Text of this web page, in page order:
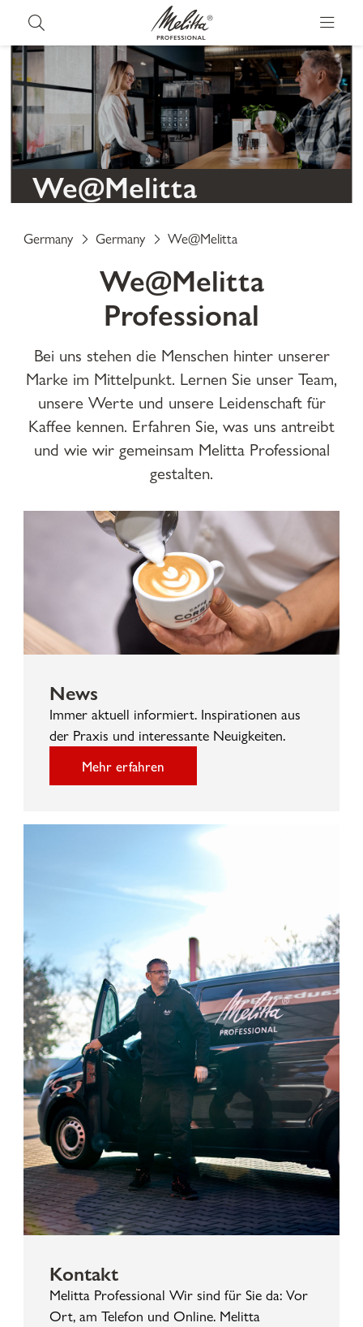
We@Melitta
Germany Germany We@Melitta
We@Melitta
Professional
Bei uns stehen die Menschen hinter unserer
Marke im Mittelpunkt. Lernen Sie unser Team,
unsere Werte und unsere Leidenschaft für
Kaffee kennen. Erfahren Sie, was uns antreibt
und wie wir gemeinsam Melitta Professional
gestalten.
News
Immer aktuell informiert. Inspirationen aus
der Praxis und interessante Neuigkeiten.
Mehr erfahren
Kontakt
Melitta Professional Wir sind für Sie da: Vor
Ort, am Telefon und Online. Melitta